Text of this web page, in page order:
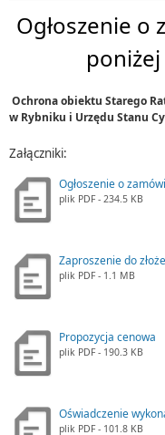
Ogłoszenie
Ochrona obiektu Starego
w Rybniku i Urzędu Stanu
Załączniki:
Ogłoszenie o
plik PDF- 234.5 KB
Zaproszenie do
plik PDF- 1.1 MB
Propozycja cenowa
plik PDF- 190.3 KB
Oświadczenie
plik PDF- 101.8 KB